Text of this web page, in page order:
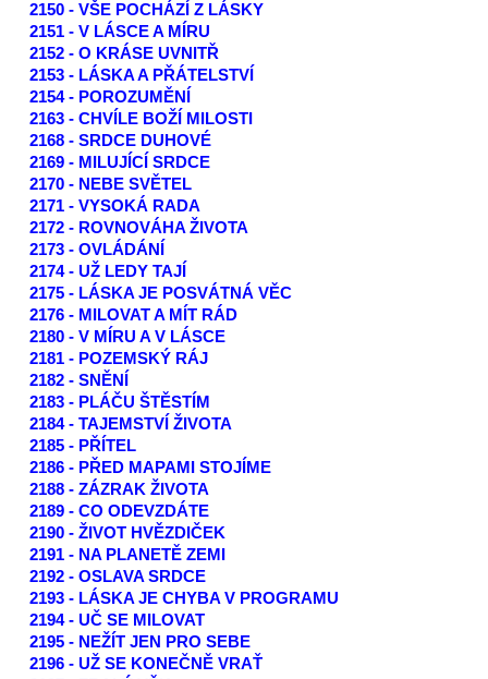
2150 - VŠE POCHÁZÍ Z LÁSKY
2151 - V LÁSCE A MÍRU
2152 - O KRÁSE UVNITŘ
2153 - LÁSKA A PŘÁTELSTVÍ
2154 - POROZUMĚNÍ
2163 - CHVÍLE BOŽÍ MILOSTI
2168 - SRDCE DUHOVÉ
2169 - MILUJÍCÍ SRDCE
2170 - NEBE SVĚTEL
2171 - VYSOKÁ RADA
2172 - ROVNOVÁHA ŽIVOTA
2173 - OVLÁDÁNÍ
2174 - UŽ LEDY TAJÍ
2175 - LÁSKA JE POSVÁTNÁ VĚC
2176 - MILOVAT A MÍT RÁD
2180 - V MÍRU A V LÁSCE
2181 - POZEMSKÝ RÁJ
2182 - SNĚNÍ
2183 - PLÁČU ŠTĚSTÍM
2184 - TAJEMSTVÍ ŽIVOTA
2185 - PŘÍTEL
2186 - PŘED MAPAMI STOJÍME
2188 - ZÁZRAK ŽIVOTA
2189 - CO ODEVZDÁTE
2190 - ŽIVOT HVĚZDIČEK
2191 - NA PLANETĚ ZEMI
2192 - OSLAVA SRDCE
2193 - LÁSKA JE CHYBA V PROGRAMU
2194 - UČ SE MILOVAT
2195 - NEŽÍT JEN PRO SEBE
2196 - UŽ SE KONEČNĚ VRAŤ